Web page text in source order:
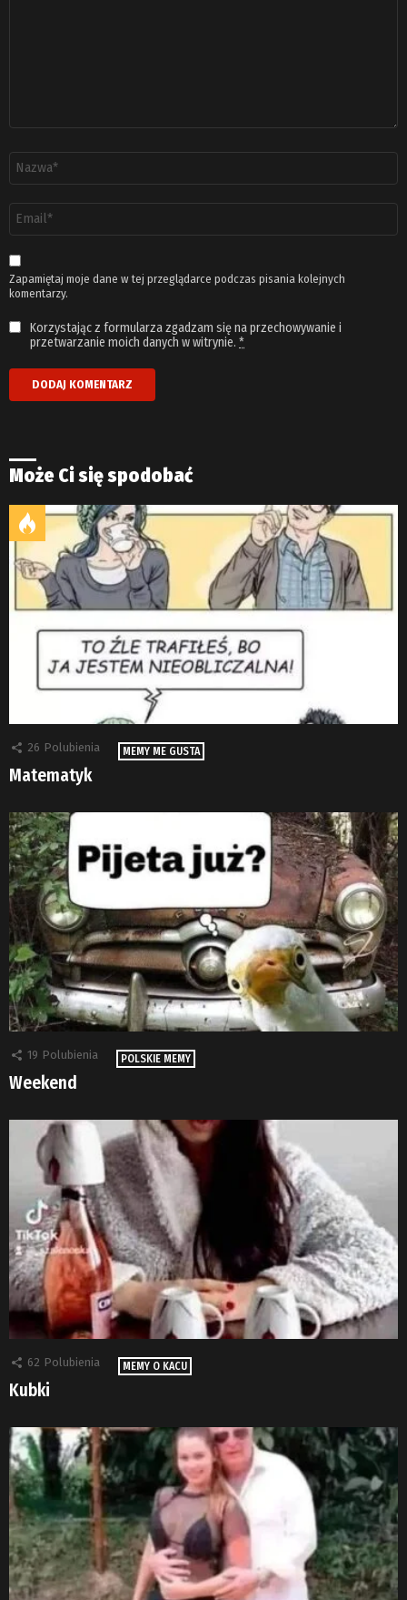
email
*
Zapamiętaj moje dane w tej przeglądarce podczas pisania kolejnych
komentarzy.
Korzystając z formularza zgadzam się na przechowywanie i
przetwarzanie moich danych w witrynie. *
Może Ci się spodobać
26 Polubienia MEMY ME GUSTA
Matematyk
19 Polubienia POLSKIE MEMY
Weekend
62 Polubienia MEMY O KACU
Kubki